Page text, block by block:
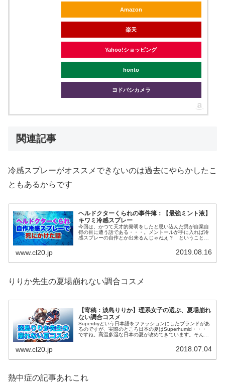
Amazon
楽天
Yahoo!ショッピング
honto
ヨドバシカメラ
関連記事
冷感スプレーがオススメできないのは過去にやらかしたこ
ともあるからです
ヘルドクターくられの事件簿：【最強ミント液】
キワミ冷感スプレー
今回は、かつて天才的発明をしたと思い込んだ男が自業自
得の目に遭う話である・・・。メントールが手に入れば冷
感スプレーの自作とか出来るんじゃねえ？ ということ
www.cl20.jp 2019.08.16
りりか先生の夏場崩れない調合コスメ
【寄稿：淡島りりか】理系女子の選ぶ、夏場崩れ
ない調合コスメ
Superdryという日本語をファッションにしたブランドがあ
るのですが、実際のところ日本の夏はSuperhumid・・・
ですね。高温多湿な日本の夏が攻めてきています。そんな
www.cl20.jp 2018.07.04
熱中症の記事あれこれ